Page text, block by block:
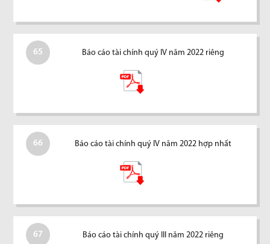
65 Báo cáo tài chính quý IV năm 2022 riêng
66 Báo cáo tài chính quý IV năm 2022 hợp nhất
67 Báo cáo tài chính quý III năm 2022 riêng